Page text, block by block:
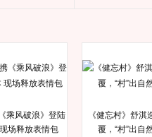
乘风破浪》登陆
场释放表情包
《健忘村》舒淇
覆，“村”出自